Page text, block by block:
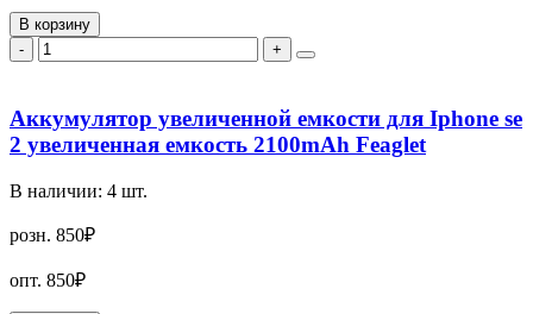
В корзину
-
+
Аккумулятор увеличенной емкости для Iphone se
2 увеличенная емкость 2100mAh Feaglet
В наличии: 4 шт.
розн. 850₽
опт. 850₽